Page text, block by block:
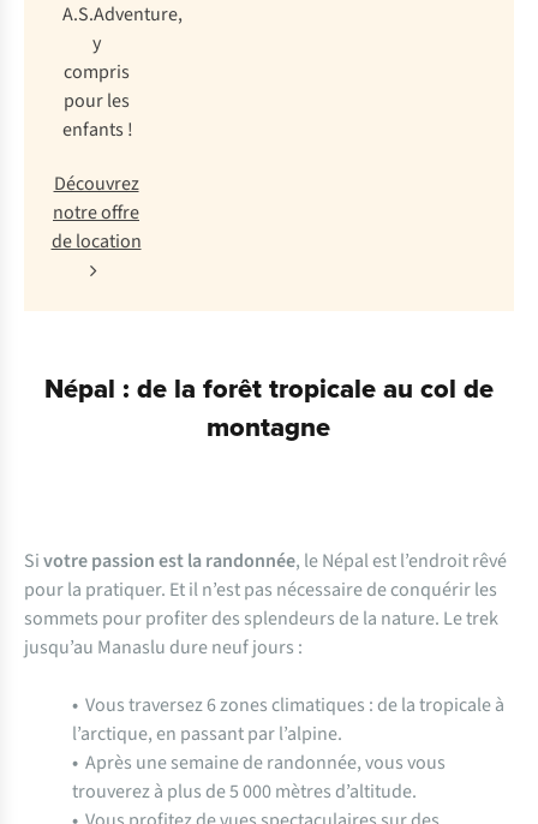
A.S.Adventure,
y
compris
pour les
enfants !
Découvrez
notre offre
de location
Népal : de la forêt tropicale au col de
montagne
Sivotre passion estla randonnée, le Népal est l’endroit rêvé
pour la pratiquer. Et il n’est pas nécessaire de conquérir les
sommets pour profiter des splendeurs de la nature. Le trek
jusqu’au Manaslu dure neuf jours :
• Vous traversez 6 zones climatiques : de la tropicale à
l’arctique, en passant par l’alpine.
• Après une semaine de randonnée, vous vous
trouverez à plus de 5 000 mètres d’altitude.